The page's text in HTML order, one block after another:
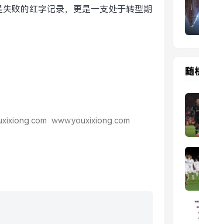
败的红字记录，更是一支处于转型期
www.youxixiong.com
随